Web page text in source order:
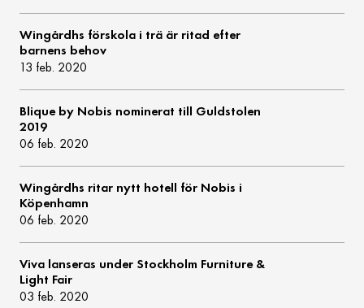
Wingårdhs förskola i trä är ritad efter
barnens behov
13 feb. 2020
Blique by Nobis nominerat till Guldstolen
2019
06 feb. 2020
Wingårdhs ritar nytt hotell för Nobis i
Köpenhamn
06 feb. 2020
Viva lanseras under Stockholm Furniture &
Light Fair
03 feb. 2020